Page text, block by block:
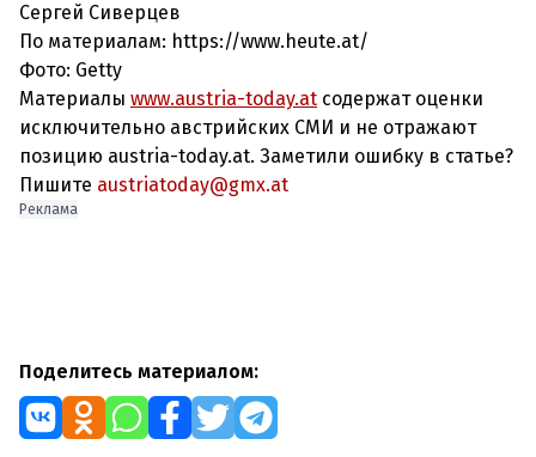
Сергей Сиверцев
По материалам: https://www.heute.at/
Фото: Getty
Материалы www.austria-today.at содержат оценки
исключительно австрийских СМИ и не отражают
позицию austria-today.at. Заметили ошибку в статье?
Пишите austriatoday@gmx.at
Реклама
Поделитесь материалом: